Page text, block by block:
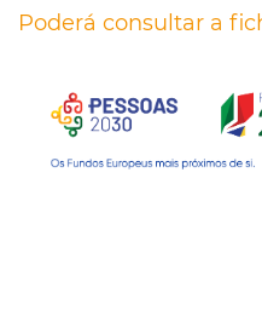
Poderá consultar a